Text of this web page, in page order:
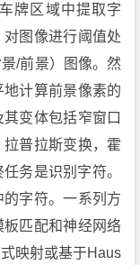
牌区域中提取字
图像进行阈值处
/前景）图像。然
计算前景像素的
变体包括窄窗口
普拉斯变换，霍
务是识别字符。
字符。一系列方
匹配和神经网络
映射或基于Haus